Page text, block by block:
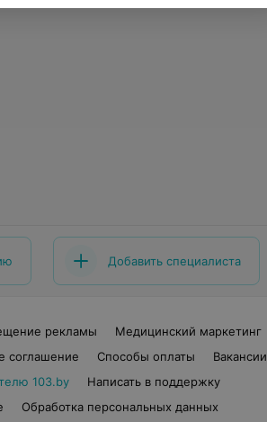
Добавить специалиста
рекламы
Медицинский маркетинг
соглашение Способы оплаты
Вакансии
103.by
Написать в поддержку
Обработка персональных данных